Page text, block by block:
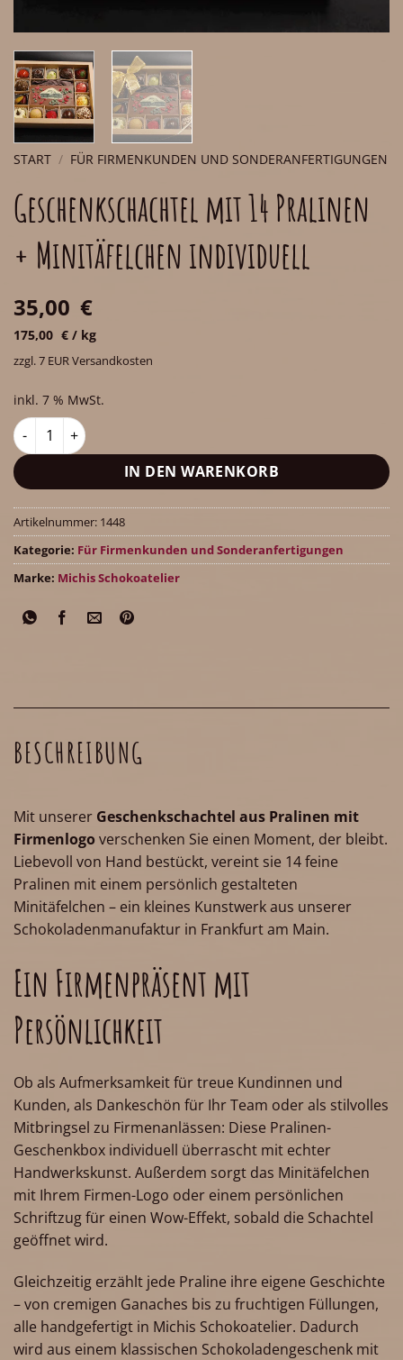
START / FÜR FIRMENKUNDEN UND SONDERANFERTIGUNGEN
Geschenkschachtel mit 14 Pralinen
+ Minitäfelchen individuell
35,00 €
175,00 € / kg
zzgl. 7 EUR Versandkosten
inkl. 7 % MwSt.
Geschenkschachtel mit 14 Pralinen + Minitäfelchen individuell
IN DEN WARENKORB
Artikelnummer: 1448
Kategorie: Für Firmenkunden und Sonderanfertigungen
Marke: Michis Schokoatelier
BESCHREIBUNG
Mit unserer Geschenkschachtel aus Pralinen mit
Firmenlogoverschenken Sie einen Moment, der bleibt.
Liebevoll von Hand bestückt, vereint sie 14 feine
Pralinen mit einem persönlich gestalteten
Minitäfelchen – ein kleines Kunstwerk aus unserer
Schokoladenmanufaktur in Frankfurt am Main.
Ein Firmenpräsent mit
Persönlichkeit
Ob als Aufmerksamkeit für treue Kundinnen und
Kunden, als Dankeschön für Ihr Team oder als stilvolles
Mitbringsel zu Firmenanlässen: Diese Pralinen-
Geschenkbox individuell überrascht mit echter
Handwerkskunst. Außerdem sorgt das Minitäfelchen
mit Ihrem Firmen-Logo oder einem persönlichen
Schriftzug für einen Wow-Effekt, sobald die Schachtel
geöffnet wird.
Gleichzeitig erzählt jede Praline ihre eigene Geschichte
– von cremigen Ganaches bis zu fruchtigen Füllungen,
alle handgefertigt in Michis Schokoatelier. Dadurch
wird aus einem klassischen Schokoladengeschenk mit